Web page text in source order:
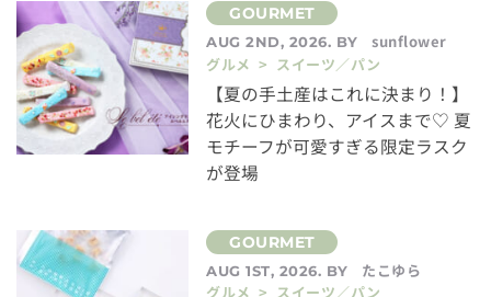
AUG 2ND, 2026. BY
sunflower
グルメ > スイーツ／パン
【夏の手土産はこれに決まり！】
花火にひまわり、アイスまで♡ 夏
モチーフが可愛すぎる限定ラスク
が登場
AUG 1ST, 2026. BY
たこゆら
グルメ > スイーツ／パン